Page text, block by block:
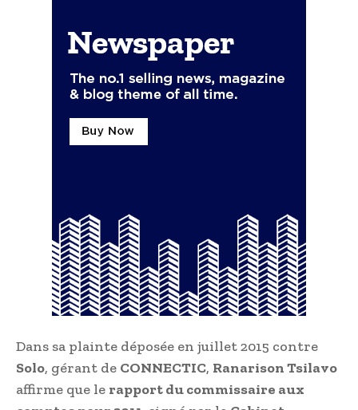
Dans sa plainte déposée en juillet 2015 contre
Solo, gérant de CONNECTIC, Ranarison Tsilavo
affirme que le rapport du commissaire aux